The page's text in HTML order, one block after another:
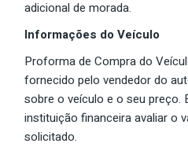
adicional de morada.
Informações do Veículo
Proforma de Compra do
fornecido pelo vendedor do
sobre o veículo e o seu preço.
instituição financeira avaliar o
solicitado.